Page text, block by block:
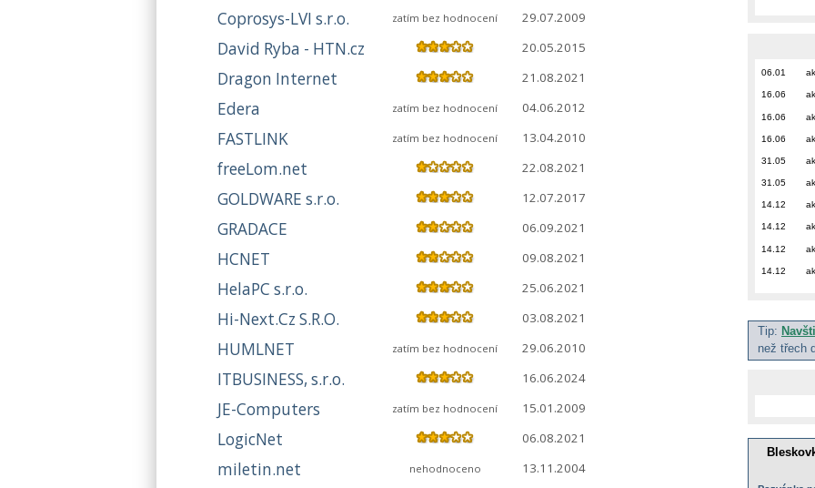
Coprosys-LVI s.r.o. zatím bez hodnocení 29.07.2009
David Ryba - HTN.cz 20.05.2015
Dragon Internet 21.08.2021
Edera zatím bez hodnocení 04.06.2012
FASTLINK zatím bez hodnocení 13.04.2010
freeLom.net 22.08.2021
GOLDWARE s.r.o. 12.07.2017
GRADACE 06.09.2021
HCNET 09.08.2021
HelaPC s.r.o. 25.06.2021
Hi-Next.Cz S.R.O. 03.08.2021
HUMLNET zatím bez hodnocení 29.06.2010
ITBUSINESS, s.r.o. 16.06.2024
JE-Computers zatím bez hodnocení 15.01.2009
LogicNet 06.08.2021
miletin.net nehodnoceno 13.11.2004
06.01
16.06
16.06
16.06
31.05
31.05
14.12
14.12
14.12
14.12
Tip:
než třech